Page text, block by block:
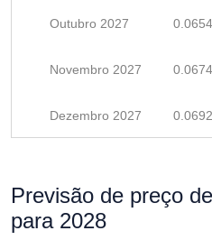
Outubro 2027
Novembro 2027
Dezembro 2027
Previsão de preço
para 2028